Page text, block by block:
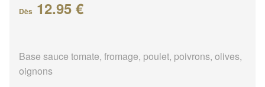
Dès 12.95 €
Base sauce tomate, fromage, poulet, poivrons, olives,
oignons